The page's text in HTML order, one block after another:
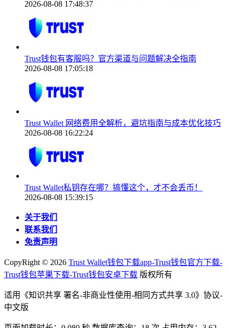
2026-08-08 17:48:37
Trust钱包有客服吗？官方渠道与问题解决全指南
2026-08-08 17:05:18
Trust Wallet 网络费用全解析，避坑指南与成本优化技巧
2026-08-08 16:22:24
Trust Wallet私钥存在哪？搞懂这个，才不会丢币！
2026-08-08 15:39:15
关于我们
联系我们
免责声明
CopyRight © 2026 Trust Wallet钱包下载app-Trust钱包官方下载-
Trust钱包苹果下载-Trust钱包安卓下载 版权所有
适用《知识共享 署名-非商业性使用-相同方式共享 3.0》协议-
中文版